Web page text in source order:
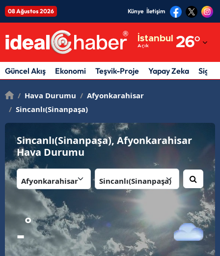
08 Ağustos 2026 Künye İletişim
İstanbul
Açık 26°
Adıyaman
Afyonkarahisar
Artvin
Aydın
Bilecik
Bingöl
Güncel Akış Ekonomi Teşvik-Proje Yapay Zeka
/ Hava Durumu / Afyonkarahisar
/ Sincanlı(Sinanpaşa)
Sincanlı(Sinanpaşa), Afyonkarahisar
Hava Durumu
-°